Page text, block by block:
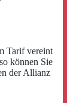
Tarif vereint
können Sie
der Allianz